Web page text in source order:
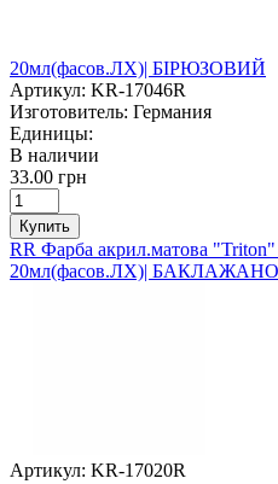
20мл(фасов.ЛХ)| БІРЮЗОВИЙ
Артикул: KR-17046R
Изготовитель: Германия
Единицы:
В наличии
33.00 грн
Купить
RR Фарба акрил.матова
20мл(фасов.ЛХ)|
Артикул: KR-17020R